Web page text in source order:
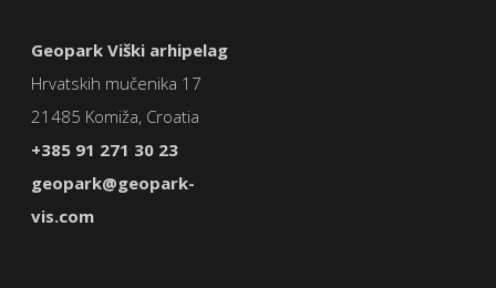
Geopark Viški arhipelag
Hrvatskih mučenika 17
21485 Komiža, Croatia
+385 91 271 30 23
geopark@geopark-
vis.com